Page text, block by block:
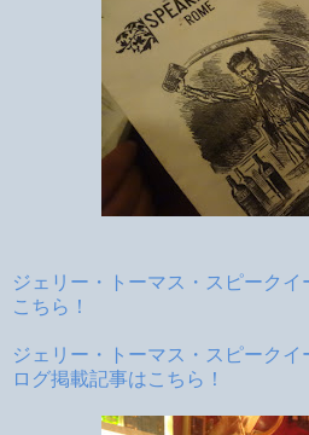
ジェリー・トーマス・スピーク
こちら！
ジェリー・トーマス・スピーク
ログ掲載記事はこちら！